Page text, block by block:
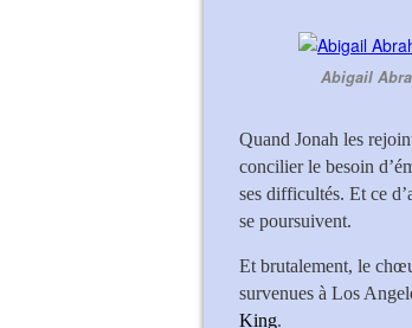
Abigail
Quand Jonah les
concilier le besoin
ses difficultés. Et ce
se poursuivent.
Et brutalement, le
survenues à Los
King.